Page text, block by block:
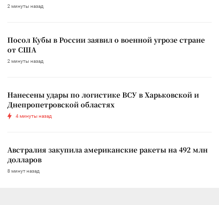
2 минуты назад
Посол Кубы в России заявил о военной угрозе стране
от США
2 минуты назад
Нанесены удары по логистике ВСУ в Харьковской и
Днепропетровской областях
4 минуты назад
Австралия закупила американские ракеты на 492 млн
долларов
8 минут назад